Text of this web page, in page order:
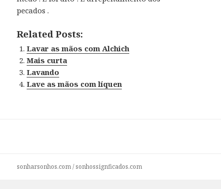
pecados .
Related Posts:
Lavar as mãos com Alchich
Mais curta
Lavando
Lave as mãos com líquen
sonharsonhos.com/sonhossignficados.com